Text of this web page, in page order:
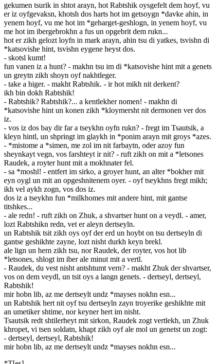
gekumen tsurik in shtot arayn, hot Rabtshik oysgefelt dem hoyf, vu
er iz oyfgevaksn, khotsh dos harts hot im getsoygn *davke ahin, in
yenem hoyf, vu me hot im *geharget-geshlogn, in yenem hoyf, vu
me hot im ibergebrokhn a fus un opgebrit dem rukn...
hot er zikh gelozt loyfn in mark arayn, ahin tsu di yatkes, tsvishn di
*katsovishe hint, tsvishn eygene heyst dos.
- skotsl kumt!
fun vanen iz a hunt? - makhn tsu im di *katsovishe hint mit a genets
un greytn zikh shoyn oyf nakhtleger.
- take a higer. - makht Rabtshik. - ir hot mikh nit derkent?
ikh bin dokh Rabtshik!
- Rabtshik? Rabtshik?... a kentlekher nomen! - makhn di
*katsovishe hint un konen zikh *kloymersht nit dermonen ver dos
iz.
- vos iz dos bay dir far a tseykhn oyfn rukn? - fregt im Tsautsik, a
kleyn hintl, un shpringt im glaykh in *ponim arayn mit groys *azes.
- *mistome a *simen, me zol im nit farbaytn, oder azoy fun
sheynkayt vegn, vos farshteyt ir nit? - ruft zikh on mit a *letsones
Raudek, a royter hunt mit a mokhnater fel.
- sa *moshl! - entfert im sirko, a groyer hunt, an alter *bokher mit
eyn oygl un mit an opgeshnitenem oyer. - oyf tseykhns fregt mikh;
ikh vel aykh zogn, vos dos iz.
dos iz a tseykhn fun *milkhomes mit andere hint, mit gantse
titshkes...
- ale redn! - ruft zikh on Zhuk, a shvartser hunt on a veydl. - amer,
lozt Rabtshikn redn, vet er aleyn dertseyln.
un Rabtshik tsit zikh oys oyf der erd un hoybt on tsu dertseyln di
gantse geshikhte zayne, lozt nisht durkh keyn brekl.
ale lign un hern zikh tsu, nor Raudek, der royter, vos hot lib
*letsones, shlogt im iber ale minut mit a vertl.
- Raudek, du vest nisht antshtumt vern? - makht Zhuk der shvartser,
vos on dem veydl, un tsit oys a langn genets. - dertseyl, dertseyl,
Rabtshik!
mir hobn lib, az me dertseylt undz *mayses nokhn esn...
un Rabtshik hert nit oyf tsu dertseyln zayn troyerike geshikhte mit
an umetiker shtime, nor keyner hert im nisht.
Tsautsik redt shtilerheyt mit sirkon, Raudek zogt vertlekh, un Zhuk
khropet, vi tsen soldatn, khapt zikh oyf ale mol un genetst un zogt:
- dertseyl, dertseyl, Rabtshik!
mir hobn lib, az me dertseylt undz *mayses nokhn esn...